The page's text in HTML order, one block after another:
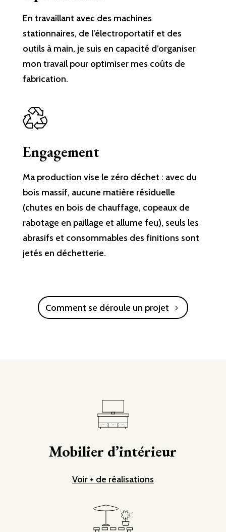
En travaillant avec des machines
stationnaires, de l’électroportatif et des
outils à main, je suis en capacité d’organiser
mon travail pour optimiser mes coûts de
fabrication.
Engagement
Ma production vise le zéro déchet : avec du
bois massif, aucune matière résiduelle
(chutes en bois de chauffage, copeaux de
rabotage en paillage et allume feu), seuls les
abrasifs et consommables des finitions sont
jetés en déchetterie.
Comment se déroule un projet
Mobilier d’intérieur
Voir + de réalisations